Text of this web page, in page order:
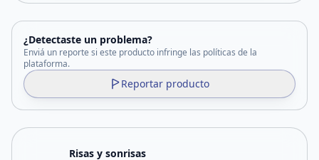
¿Detectaste un problema?
Enviá un reporte si este producto infringe las políticas de la
plataforma.
Reportar producto
Risas y sonrisas